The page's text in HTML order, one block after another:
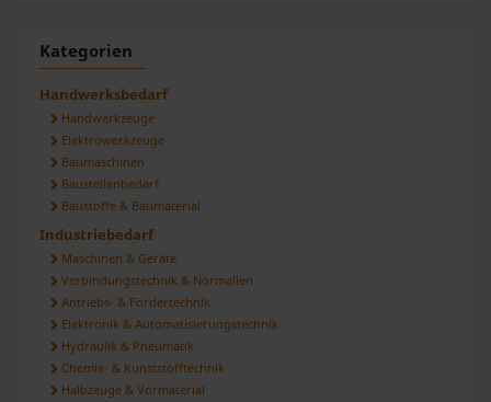
Kategorien
Handwerksbedarf
Handwerkzeuge
Elektrowerkzeuge
Baumaschinen
Baustellenbedarf
Baustoffe & Baumaterial
Industriebedarf
Maschinen & Geräte
Verbindungstechnik & Normalien
Antriebs- & Fördertechnik
Elektronik & Automatisierungstechnik
Hydraulik & Pneumatik
Chemie- & Kunststofftechnik
Halbzeuge & Vormaterial